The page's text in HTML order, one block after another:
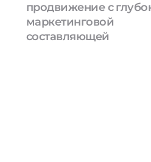
продвижение с
маркетинговой
составляющей